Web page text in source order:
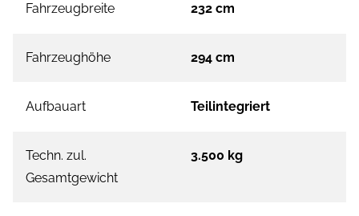
Fahrzeugbreite 232 cm
Fahrzeughöhe 294 cm
Aufbauart Teilintegriert
Techn. zul.
Gesamtgewicht
3.500 kg